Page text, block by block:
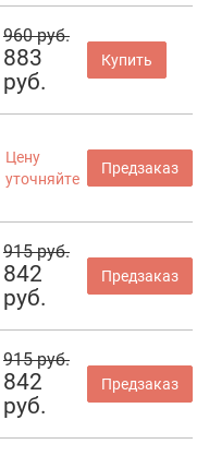
960 руб.
883
руб.
Купить
Цену
уточняйте
Предзаказ
915 руб.
842
руб.
Предзаказ
915 руб.
842
руб.
Предзаказ